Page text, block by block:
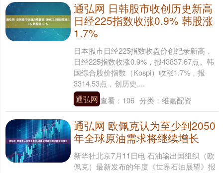
通弘网 日韩股市收创历史新高
日经225指数收涨0.9% 韩股涨
1.7%
日本股市日经225指数收盘价创纪录新高，
日经225指数收涨0.9%，报43837.67点。韩
国综合股价指数（Kospi）收涨1.7%，报
3314.53点，创历史....
通弘网 查看： 106 分类： 维嘉配资
通弘网 欧佩克认为至少到2050
年全球原油需求将继续增长
新华社北京7月11日电 石油输出国组织（欧
佩克）最新发布的年度《世界石油展望》报